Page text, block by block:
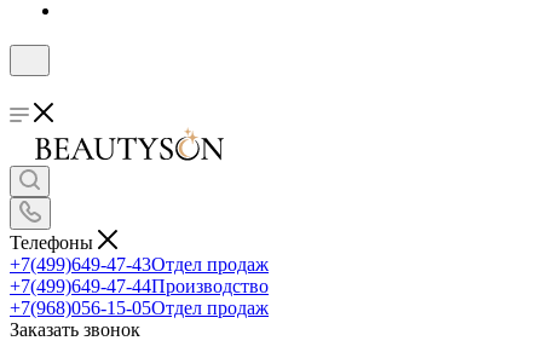
Телефоны
+7(499)649-47-43Отдел продаж
+7(499)649-47-44Производство
+7(968)056-15-05Отдел продаж
Заказать звонок